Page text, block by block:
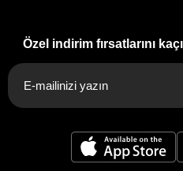
Özel indirim fırsatlarını